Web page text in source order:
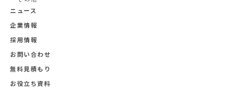
ニュース
企業情報
採用情報
お問い合わせ
無料見積もり
お役立ち資料